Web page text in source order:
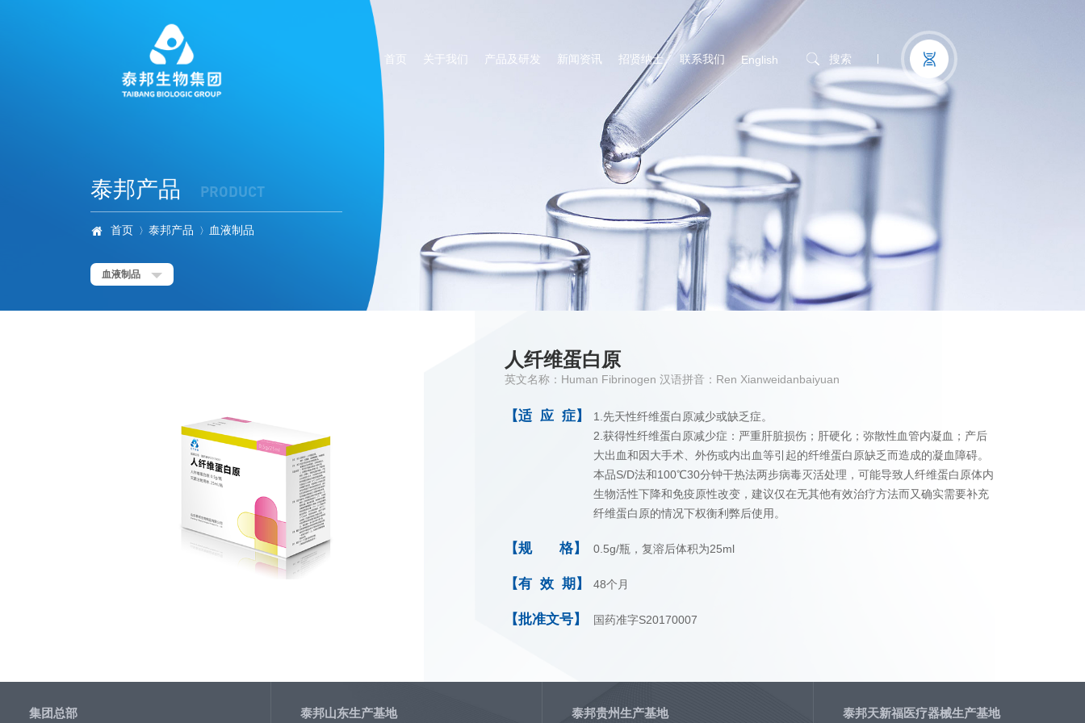
搜索
首页 关于我们 产品及研发 新闻资讯 招贤纳士 联系我们 English
泰邦产品 PRODUCT
 首页 〉泰邦产品 〉 血液制品
血液制品
人纤维蛋白原
英文名称：Human Fibrinogen 汉语拼音：Ren Xianweidanbaiyuan
【适 应 症】
1.先天性纤维蛋白原减少或缺乏症。
2.获得性纤维蛋白原减少症：严重肝脏损伤；肝硬化；弥散性血管内凝血；产后
大出血和因大手术、外伤或内出血等引起的纤维蛋白原缺乏而造成的凝血障碍。
本品S/D法和100℃30分钟干热法两步病毒灭活处理，可能导致人纤维蛋白原体内
生物活性下降和免疫原性改变，建议仅在无其他有效治疗方法而又确实需要补充
纤维蛋白原的情况下权衡利弊后使用。
【规 格】 0.5g/瓶，复溶后体积为25ml
【有 效 期】 48个月
【批准文号】 国药准字S20170007
集团总部 泰邦山东生产基地 泰邦贵州生产基地 泰邦天新福医疗器械生产基地